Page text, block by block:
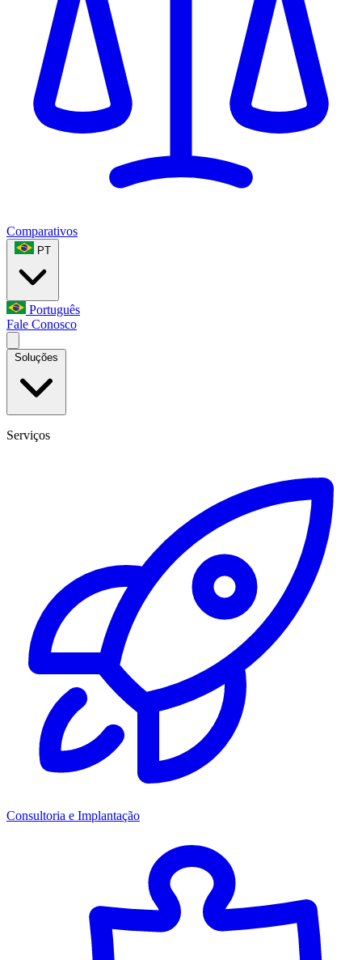
Comparativos
PT
Português
Fale Conosco
Soluções
Serviços
Consultoria e Implantação